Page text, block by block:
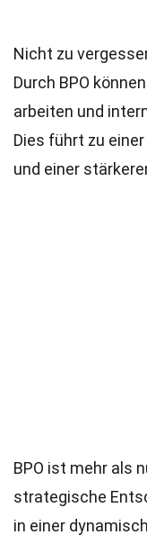
Nicht zu
Durch BPO
arbeiten und
Dies führt zu
und einer
BPO ist mehr als
strategische
in einer